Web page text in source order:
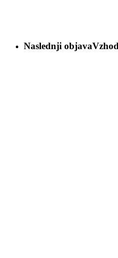
Naslednji objava